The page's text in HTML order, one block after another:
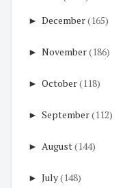
► December(165)
► November(186)
► October(118)
► September(112)
► August(144)
► July(148)